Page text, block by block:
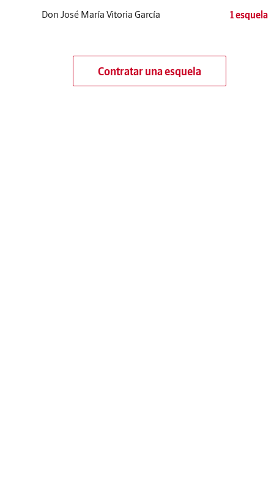
Don José María Vitoria García 1 esquela
Contratar una esquela